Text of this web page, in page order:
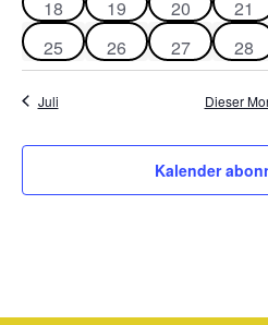
0 Veranstaltungen
18 0 Veranstaltungen
19 0
20 0
21
0 Veranstaltungen
25 0 Veranstaltungen
26 0
27 0
28
Juli Dieser
Kalender